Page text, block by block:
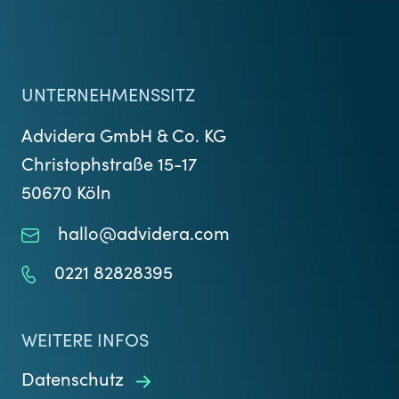
UNTERNEHMENSSITZ
Advidera GmbH & Co. KG
Christophstraße 15-17
50670 Köln
hallo@advidera.com
0221 82828395
WEITERE INFOS
Datenschutz